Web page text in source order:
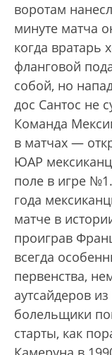
воротам
минуте матча
когда вратарь
фланговой
собой, но
дос Сантос не
Команда
в матчах —
ЮАР
поле в игре
года
матче в
проиграв
всегда
первенства,
аутсайдеров
болельщики
старты, как